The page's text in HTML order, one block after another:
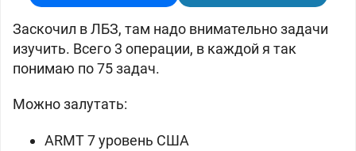
Заскочил в ЛБЗ, там надо внимательно задачи
изучить. Всего 3 операции, в каждой я так
понимаю по 75 задач.
Можно залутать:
ARMT 7 уровень США